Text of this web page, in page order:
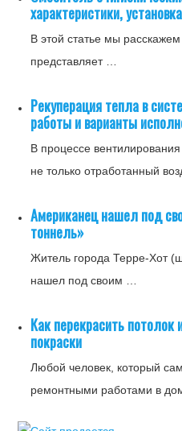
характеристики,
В этой статье мы
представляет …
Рекуперация тепла в
работы и варианты
В процессе
не только отработанный
Американец нашел под
тоннель»
Житель города Терре-Хот
нашел под своим …
Как перекрасить
покраски
Любой человек, который
ремонтными работами в